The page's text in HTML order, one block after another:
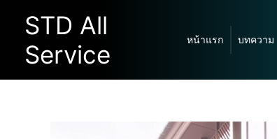
STD All
Service
หน้าแรก บทความ